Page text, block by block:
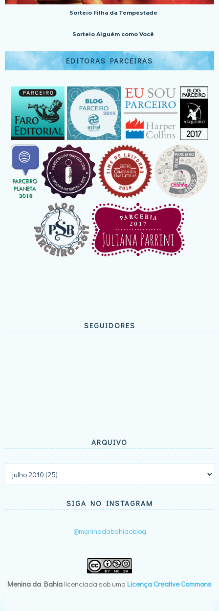
Sorteio Filha da Tempestade
Sorteio Alguém como Você
EDITORAS PARCEIRAS
SEGUIDORES
ARQUIVO
SIGA NO INSTAGRAM
@meninadabahiaoblog
Menina da Bahia licenciada sob uma Licença Creative Commons